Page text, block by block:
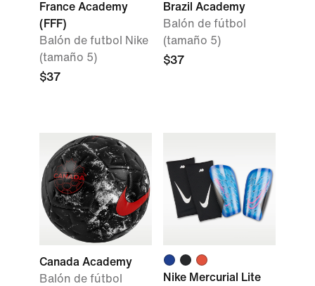
France Academy
(FFF)
Balón de futbol Nike
(tamaño 5)
$37
Brazil Academy
Balón de fútbol
(tamaño 5)
$37
Canada Academy
Balón de fútbol
Nike Mercurial Lite